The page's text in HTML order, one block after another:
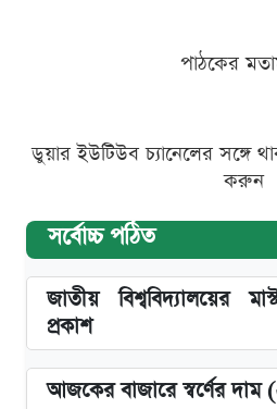
পাঠকের
ডুয়ার ইউটিউব চ্যানেলের সঙ্গে
করুন
সর্বোচ্চ পঠিত
জাতীয় বিশ্ববিদ্যালয়ের
প্রকাশ
আজকের বাজারে স্বর্ণের